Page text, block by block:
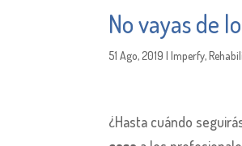
No vayas de
51 Ago, 2019 |Imperfy,
¿Hasta cuándo